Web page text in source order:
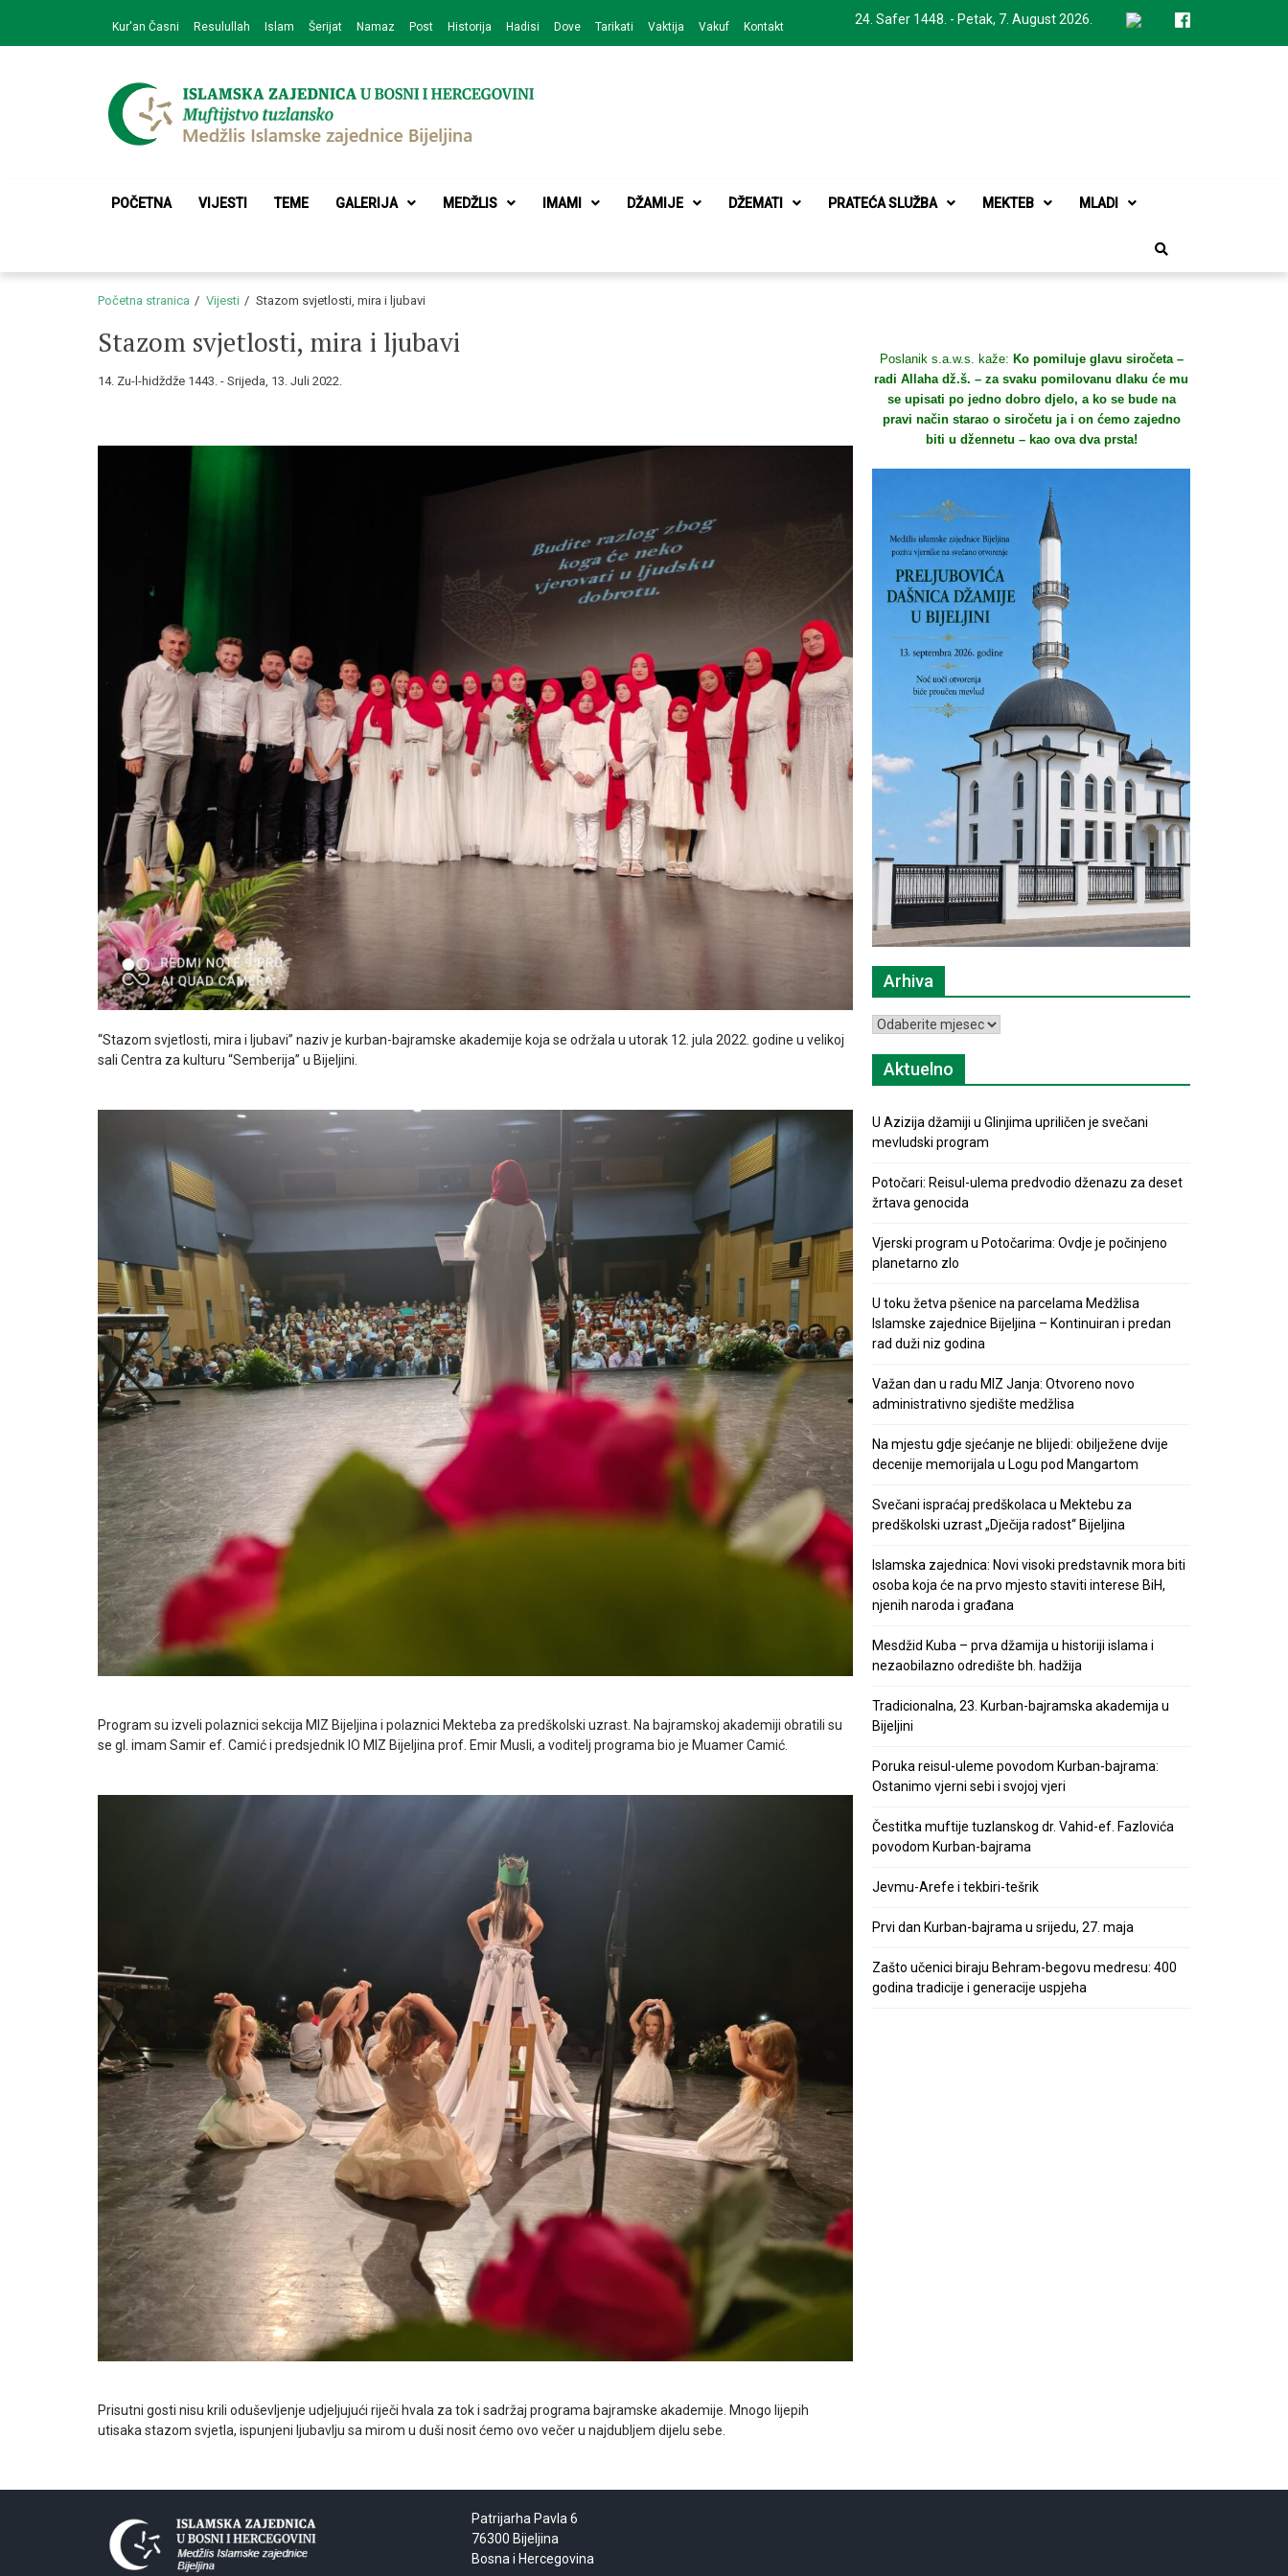
navigation
content
24. Safer 1448. - Petak, 7. August 2026.
Kur'an Časni Resulullah Islam Šerijat Namaz Post Historija Hadisi Dove Tarikati Vaktija Vakuf Kontakt
Medžlis Islamske zajednice Bijeljina
POČETNA VIJESTI TEME GALERIJA MEDŽLIS IMAMI DŽAMIJE DŽEMATI PRATEĆA SLUŽBA MEKTEB MLADI
Početna stranica Vijesti Stazom svjetlosti, mira i ljubavi
Stazom svjetlosti, mira i ljubavi
14. Zu-l-hidždže 1443. - Srijeda, 13. Juli 2022.
“Stazom svjetlosti, mira i ljubavi” naziv je kurban-bajramske akademije koja se održala u utorak 12. jula 2022. godine u velikoj
sali Centra za kulturu “Semberija” u Bijeljini.
Program su izveli polaznici sekcija MIZ Bijeljina i polaznici Mekteba za predškolski uzrast. Na bajramskoj akademiji obratili su
se gl. imam Samir ef. Camić i predsjednik IO MIZ Bijeljina prof. Emir Musli, a voditelj programa bio je Muamer Camić.
Prisutni gosti nisu krili oduševljenje udjeljujući riječi hvala za tok i sadržaj programa bajramske akademije. Mnogo lijepih
utisaka stazom svjetla, ispunjeni ljubavlju sa mirom u duši nosit ćemo ovo večer u najdubljem dijelu sebe.
Poslanik s.a.w.s. kaže: Ko pomiluje glavu siročeta –
radi Allaha dž.š. – za svaku pomilovanu dlaku će mu
se upisati po jedno dobro djelo, a ko se bude na
pravi način starao o siročetu ja i on ćemo zajedno
biti u džennetu – kao ova dva prsta!
Arhiva
Arhiva
Aktuelno
U Azizija džamiji u Glinjima upriličen je svečani
mevludski program
Potočari: Reisul-ulema predvodio dženazu za deset
žrtava genocida
Vjerski program u Potočarima: Ovdje je počinjeno
planetarno zlo
U toku žetva pšenice na parcelama Medžlisa
Islamske zajednice Bijeljina – Kontinuiran i predan
rad duži niz godina
Važan dan u radu MIZ Janja: Otvoreno novo
administrativno sjedište medžlisa
Na mjestu gdje sjećanje ne blijedi: obilježene dvije
decenije memorijala u Logu pod Mangartom
Svečani ispraćaj predškolaca u Mektebu za
predškolski uzrast „Dječija radost“ Bijeljina
Islamska zajednica: Novi visoki predstavnik mora biti
osoba koja će na prvo mjesto staviti interese BiH,
njenih naroda i građana
Mesdžid Kuba – prva džamija u historiji islama i
nezaobilazno odredište bh. hadžija
Tradicionalna, 23. Kurban-bajramska akademija u
Bijeljini
Poruka reisul-uleme povodom Kurban-bajrama:
Ostanimo vjerni sebi i svojoj vjeri
Čestitka muftije tuzlanskog dr. Vahid-ef. Fazlovića
povodom Kurban-bajrama
Jevmu-Arefe i tekbiri-tešrik
Prvi dan Kurban-bajrama u srijedu, 27. maja
Zašto učenici biraju Behram-begovu medresu: 400
godina tradicije i generacije uspjeha
Patrijarha Pavla 6
76300 Bijeljina
Bosna i Hercegovina